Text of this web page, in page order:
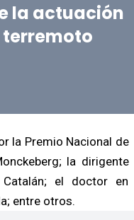
la actuación
terremoto
la Premio Nacional de
la dirigente
el doctor en
entre otros.